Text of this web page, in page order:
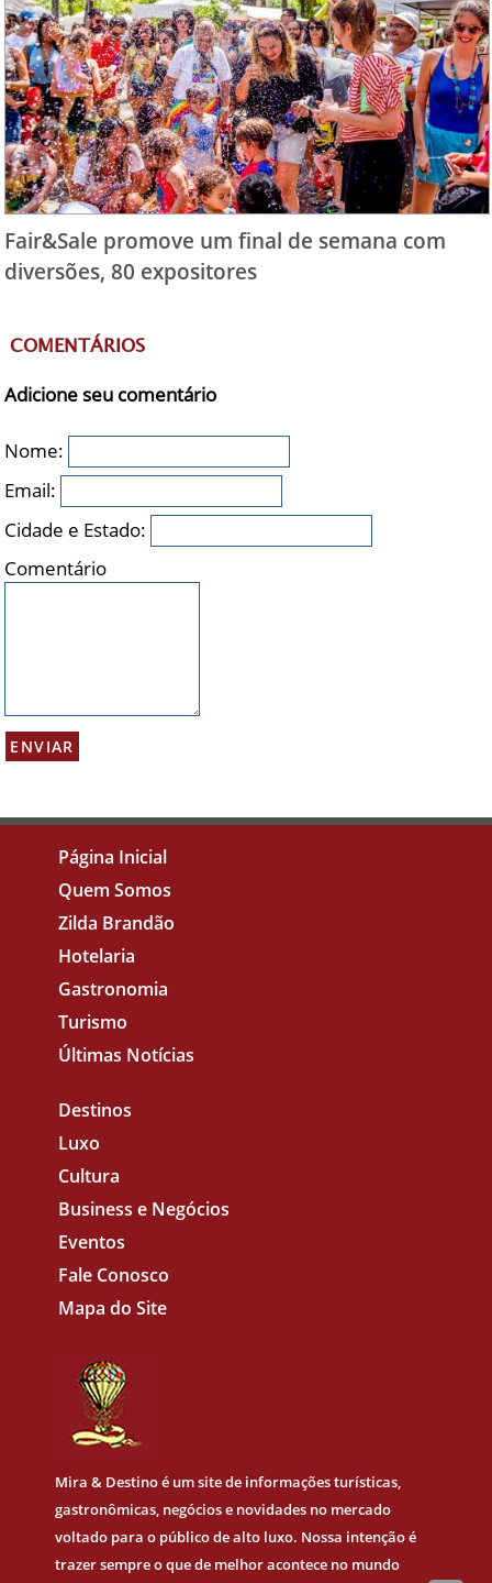
Fair&Sale promove um final de semana com
diversões, 80 expositores
COMENTÁRIOS
Adicione seu comentário
Nome:
Email:
Cidade e Estado:
Comentário
Página Inicial
Quem Somos
Zilda Brandão
Hotelaria
Gastronomia
Turismo
Últimas Notícias
Destinos
Luxo
Cultura
Business e Negócios
Eventos
Fale Conosco
Mapa do Site
Mira & Destinoé um site de informações turísticas,
gastronômicas, negócios e novidades no mercado
voltado para o público de alto luxo. Nossa intenção é
trazer sempre o que de melhor acontece no mundo